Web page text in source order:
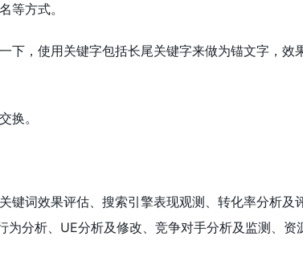
等方式。
下，使用关键字包括长尾关键字来做为锚文字，效
换。
键词效果评估、搜索引擎表现观测、转化率分析及
为分析、UE分析及修改、竞争对手分析及监测、资